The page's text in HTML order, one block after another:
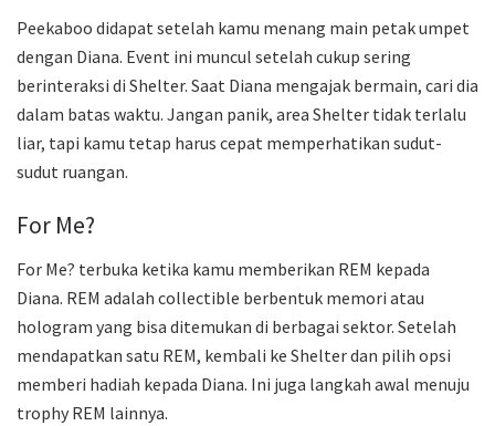
Peekaboo didapat setelah kamu menang main petak umpet
dengan Diana. Event ini muncul setelah cukup sering
berinteraksi di Shelter. Saat Diana mengajak bermain, cari dia
dalam batas waktu. Jangan panik, area Shelter tidak terlalu
liar, tapi kamu tetap harus cepat memperhatikan sudut-
sudut ruangan.
For Me?
For Me? terbuka ketika kamu memberikan REM kepada
Diana. REM adalah collectible berbentuk memori atau
hologram yang bisa ditemukan di berbagai sektor. Setelah
mendapatkan satu REM, kembali ke Shelter dan pilih opsi
memberi hadiah kepada Diana. Ini juga langkah awal menuju
trophy REM lainnya.